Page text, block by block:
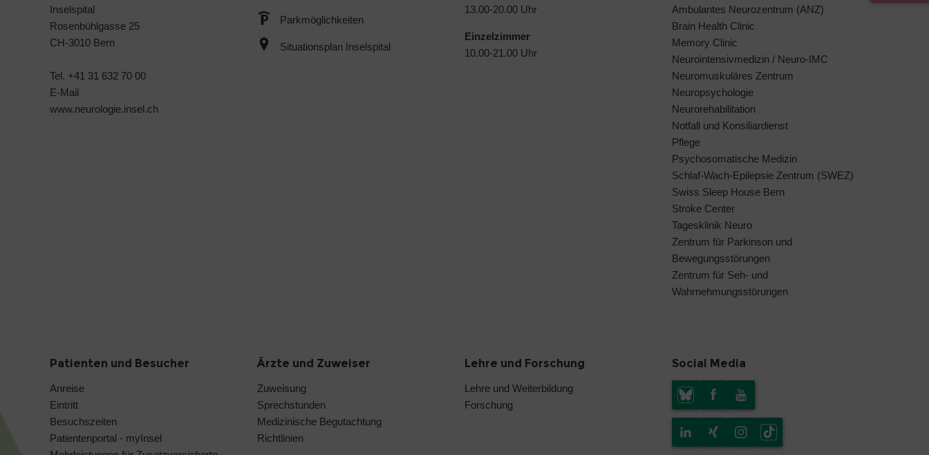
Inselspital
Rosenbühlgasse 25
CH-3010 Bern
Tel. +41 31 632 70 00
E-Mail
www.neurologie.insel.ch
Parkmöglichkeiten
Situationsplan Inselspital
13.00-20.00 Uhr
Einzelzimmer
10.00-21.00 Uhr
Ambulantes Neurozentrum (ANZ)
Brain Health Clinic
Memory Clinic
Neurointensivmedizin / Neuro-IMC
Neuromuskuläres Zentrum
Neuropsychologie
Neurorehabilitation
Notfall und Konsiliardienst
Pflege
Psychosomatische Medizin
Schlaf-Wach-Epilepsie Zentrum (SWEZ)
Swiss Sleep House Bern
Stroke Center
Tagesklinik Neuro
Zentrum für Parkinson und
Bewegungsstörungen
Zentrum für Seh- und
Wahrnehmungsstörungen
Patienten und Besucher
Anreise
Eintritt
Besuchszeiten
Patientenportal - myInsel
Ärzte und Zuweiser
Zuweisung
Sprechstunden
Medizinische Begutachtung
Richtlinien
Lehre und Forschung
Lehre und Weiterbildung
Forschung
Social Media